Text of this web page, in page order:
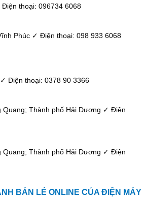
thoại: 096734 6068
Phúc ✓ Điện thoại: 098 933 6068
✓ Điện thoại: 0378 90 3366
Thành phố Hải Dương ✓ Điện
Thành phố Hải Dương ✓ Điện
BÁN LẺ ONLINE CỦA ĐIỆN MÁY